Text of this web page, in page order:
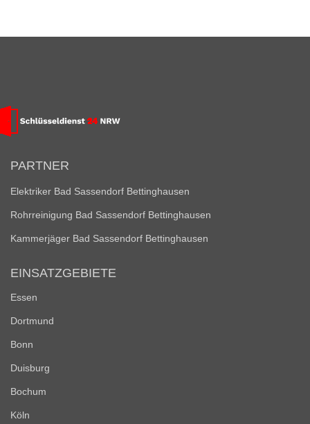
PARTNER
Elektriker Bad Sassendorf Bettinghausen
Rohrreinigung Bad Sassendorf Bettinghausen
Kammerjäger Bad Sassendorf Bettinghausen
EINSATZGEBIETE
Essen
Dortmund
Bonn
Duisburg
Bochum
Köln